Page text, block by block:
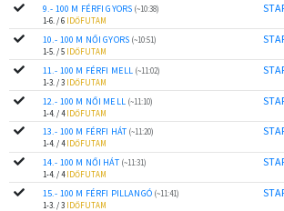
9.- 100 M FÉRFI GYORS (~10:38)
1-6. / 6 IDŐFUTAM
10.- 100 M NŐI GYORS (~10:51)
1-5. / 5 IDŐFUTAM
11.- 100 M FÉRFI MELL (~11:02)
1-3. / 3 IDŐFUTAM
12.- 100 M NŐI MELL (~11:10)
1-4. / 4IDŐFUTAM
13.- 100 M FÉRFI HÁT (~11:20)
1-4. / 4 IDŐFUTAM
14.- 100 M NŐI HÁT (~11:31)
1-4. / 4IDŐFUTAM
15.- 100 M FÉRFI PILLANGÓ (~11:41)
1-3. / 3 IDŐFUTAM